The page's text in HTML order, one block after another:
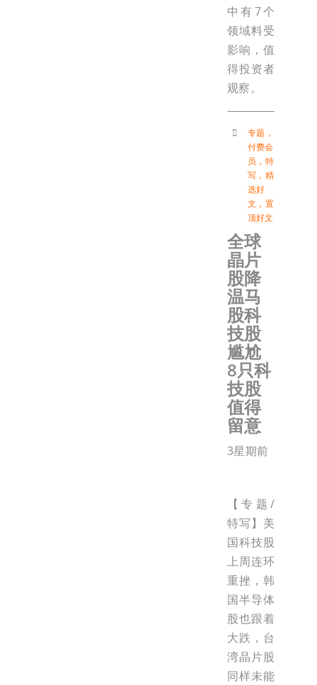
中有7个
领域料受
影响，值
得投资者
观察。
专题 ，
付费会
员 ， 特
写 ， 精
选好
文 ， 置
顶好文
全球
晶片
股降
温马
股科
技股
尴尬
8只科
技股
值得
留意
3星期前
【专题/
特写】美
国科技股
上周连环
重挫，韩
国半导体
股也跟着
大跌，台
湾晶片股
同样未能